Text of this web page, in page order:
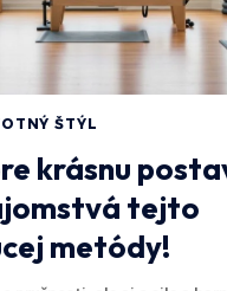
ŠTÝL
krásnu
tejto
metódy!